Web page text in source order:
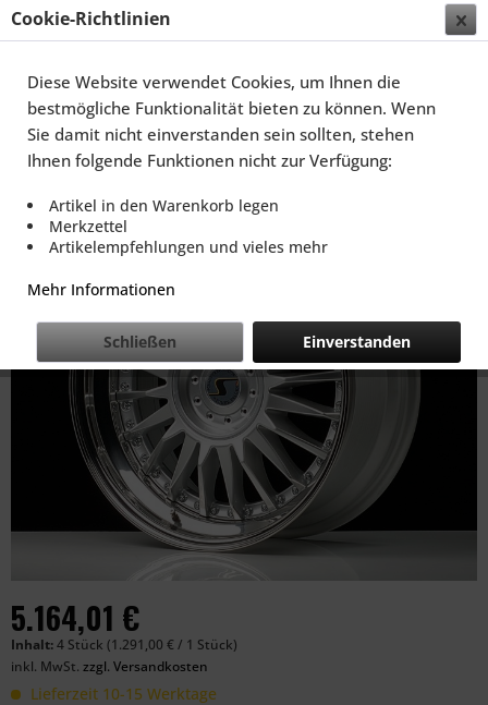
SCHMIDT FELGEN 20/21 ZOLL CC-LINE FÜR OPEL GT
ROADSTER TYP K/R, HIGHGLOSS SILBER
5.164,01 €
Inhalt:4 Stück (1.291,00 € / 1 Stück)
inkl. MwSt. zzgl. Versandkosten
Lieferzeit 10-15 Werktage
Cookie-Richtlinien
Diese Website verwendet Cookies, um Ihnen die
bestmögliche Funktionalität bieten zu können. Wenn
Sie damit nicht einverstanden sein sollten, stehen
Ihnen folgende Funktionen nicht zur Verfügung:
Artikel in den Warenkorb legen
Merkzettel
Artikelempfehlungen und vieles mehr
Mehr Informationen
Einverstanden
Schließen